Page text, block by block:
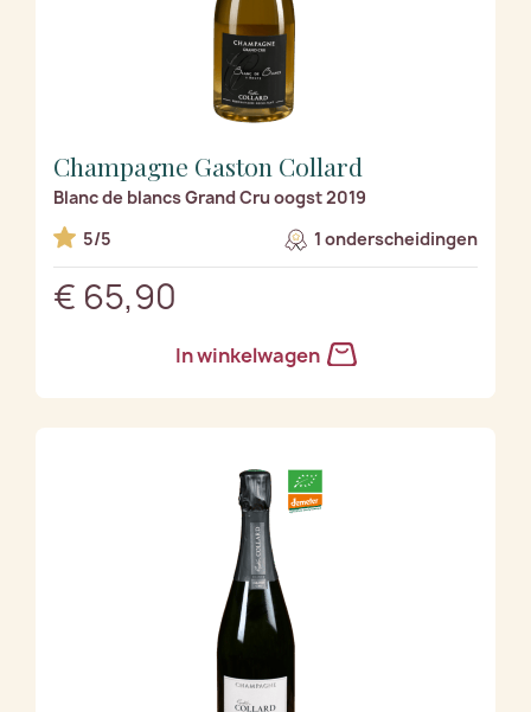
Champagne Gaston Collard
Blanc de blancs Grand Cru oogst 2019
5/5
1 onderscheidingen
€ 65,90
In winkelwagen